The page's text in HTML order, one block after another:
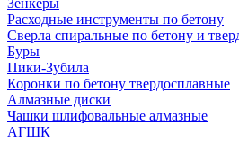
Зенкеры
Расходные инструменты по бетону
Сверла спиральные по бетону и
Буры
Пики-Зубила
Коронки по бетону твердосплавные
Алмазные диски
Чашки шлифовальные алмазные
АГШК